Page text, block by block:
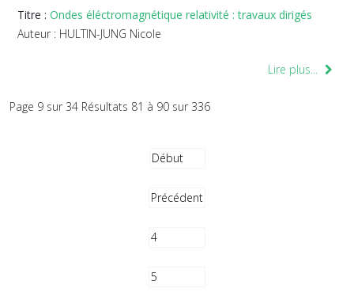
Titre : Ondes éléctromagnétique relativité : travaux dirigés
Auteur : HULTIN-JUNG Nicole
Lire plus...
Page 9 sur 34 Résultats 81 à 90 sur 336
Début
Précédent
4
5